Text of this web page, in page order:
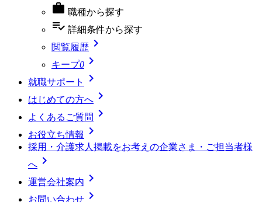
 職種から探す
playlist_add_check 詳細条件から探す
閲覧履歴 
キープ0 
就職サポート 
はじめての方へ 
よくあるご質問 
お役立ち情報 
採用・介護求人掲載をお考えの企業さま・ご担当者様
へ 
運営会社案内 
お問い合わせ 